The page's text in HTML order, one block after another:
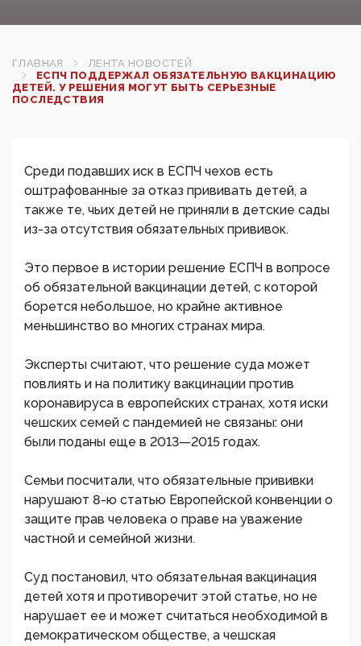
ГЛАВНАЯ
ЛЕНТА НОВОСТЕЙ
ЕСПЧ ПОДДЕРЖАЛ ОБЯЗАТЕЛЬНУЮ ВАКЦИНАЦИЮ
ДЕТЕЙ. У РЕШЕНИЯ МОГУТ БЫТЬ СЕРЬЕЗНЫЕ
ПОСЛЕДСТВИЯ
Среди подавших иск в ЕСПЧ чехов есть
оштрафованные за отказ прививать детей, а
также те, чьих детей не приняли в детские сады
из-за отсутствия обязательных прививок.
Это первое в истории решение ЕСПЧ в вопросе
об обязательной вакцинации детей, с которой
борется небольшое, но крайне активное
меньшинство во многих странах мира.
Эксперты считают, что решение суда может
повлиять и на политику вакцинации против
коронавируса в европейских странах, хотя иски
чешских семей с пандемией не связаны: они
были поданы еще в 2013—2015 годах.
Семьи посчитали, что обязательные прививки
нарушают 8-ю статью Европейской конвенции о
защите прав человека о праве на уважение
частной и семейной жизни.
Суд постановил, что обязательная вакцинация
детей хотя и противоречит этой статье, но не
нарушает ее и может считаться необходимой в
демократическом обществе, а чешская